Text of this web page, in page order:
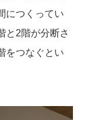
につくってい
と2階が分断さ
をつなぐとい